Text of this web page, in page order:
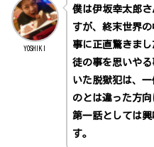
YOSHIKI
僕は伊坂幸太郎
すが、終末世界
事に正直驚きま
徒の事を思いや
いた脱獄犯は、
のとは違った方向
第一話としては
す。